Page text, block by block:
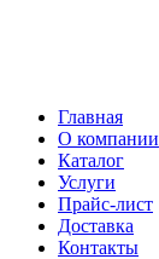
Главная
О компании
Каталог
Услуги
Прайс-лист
Доставка
Контакты